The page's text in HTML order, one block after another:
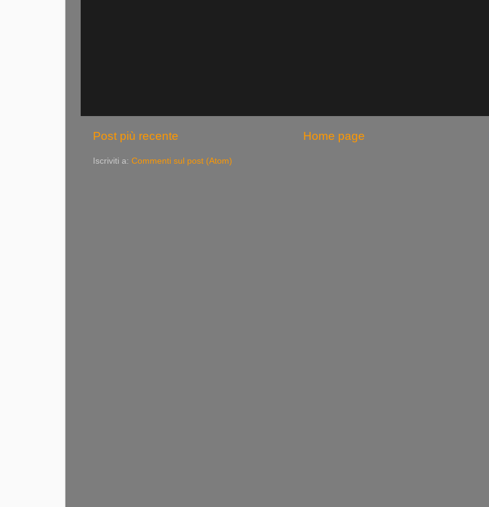
Post più recente Home page
Iscriviti a: Commenti sul post (Atom)